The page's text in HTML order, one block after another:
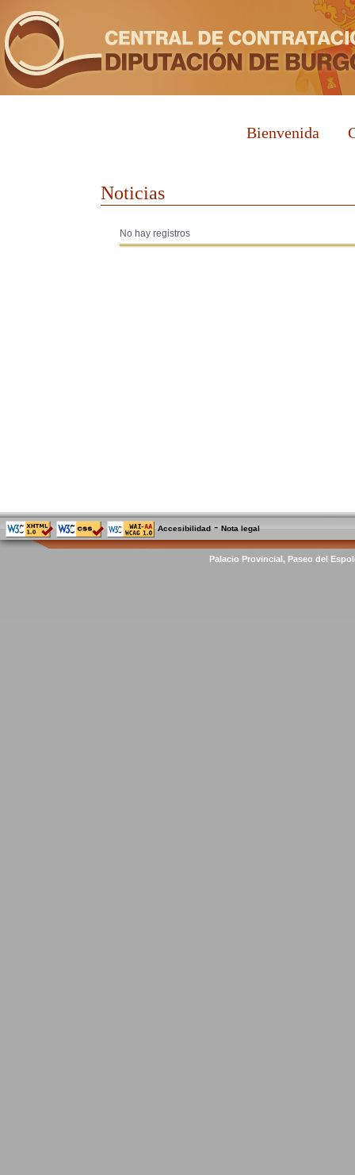
Bienvenida
Noticias
No hay registros
Accesibilidad -Nota legal
Palacio Provincial, Paseo del